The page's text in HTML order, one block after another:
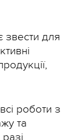
звести для
роботи з
та